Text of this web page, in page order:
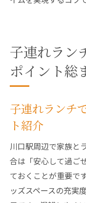
子連れラン
ポイント総
子連れランチ
ト紹介
川口駅周辺で家族と
合は「安心して過ご
ておくことが重要で
ッズスペースの充実